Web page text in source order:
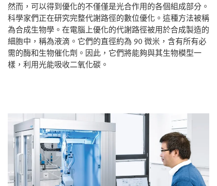
然而，可以得到優化的不僅僅是光合作用的各個組成部分。
科學家們正在研究完整代謝路徑的數位優化。這種方法被稱
為合成生物學。在電腦上優化的代謝路徑被用於合成製造的
細胞中，稱為液滴。它們的直徑約為 90 微米，含有所有必
需的酶和生物催化劑。因此，它們將能夠與其生物模型一
樣，利用光能吸收二氧化碳。